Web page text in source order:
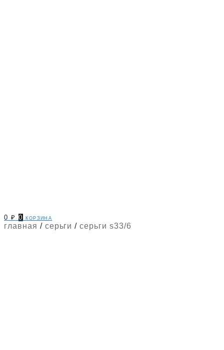
0₽ 0 корзина
главная / серьги /серьги s33/6